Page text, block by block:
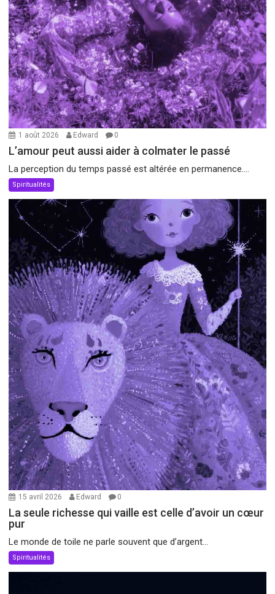
1 août 2026 Edward 0
L’amour peut aussi aider à colmater le passé
La perception du temps passé est altérée en permanence....
Spiritualités
15 avril 2026 Edward 0
La seule richesse qui vaille est celle d’avoir un cœur
pur
Le monde de toile ne parle souvent que d’argent...
Spiritualités